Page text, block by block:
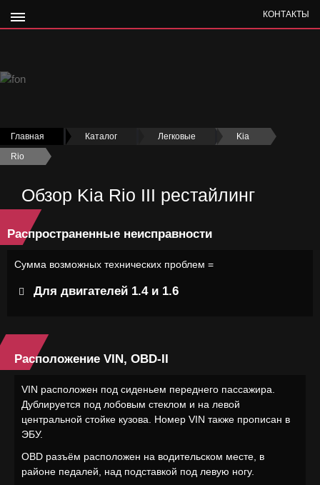
КОНТАКТЫ
Главная › Каталог Легковые › Kia
›
Rio
›
Обзор Kia Rio III рестайлинг
Распространенные неисправности
Сумма возможных технических проблем =
Для двигателей 1.4 и 1.6
Расположение VIN, OBD-II
VIN расположен под сиденьем переднего пассажира.
Дублируется под лобовым стеклом и на левой
центральной стойке кузова. Номер VIN также прописан в
ЭБУ.
OBD разъём расположен на водительском месте, в
районе педалей, над подставкой под левую ногу.